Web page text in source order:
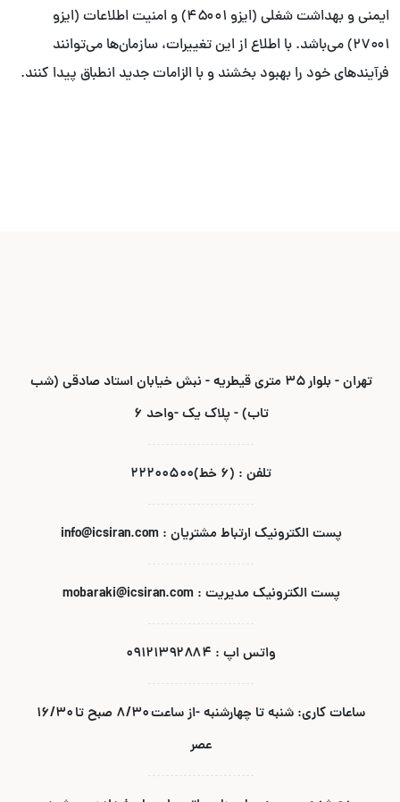
ایمنی و بهداشت شغلی (ایزو ۴۵۰۰۱) و امنیت اطلاعات (ایزو
۲۷۰۰۱) می‌باشد. با اطلاع از این تغییرات، سازمان‌ها می‌توانند
فرآیندهای خود را بهبود بخشند و با الزامات جدید انطباق پیدا کنند.
تهران - بلوار ۳۵ متری قیطریه - نبش خیابان استاد صادقی (شب
تاب) - پلاک یک -واحد ۶
تلفن : (۶ خط)۲۲۲۰۰۵۰۰
پست الکترونیک ارتباط مشتریان : info@icsiran.com
پست الکترونیک مدیریت : mobaraki@icsiran.com
واتس اپ : ۰۹۱۲۱۳۹۲۸۸۴
ساعات کاری: شنبه تا چهارشنبه -از ساعت ۸/۳۰ صبح تا ۱۶/۳۰
عصر